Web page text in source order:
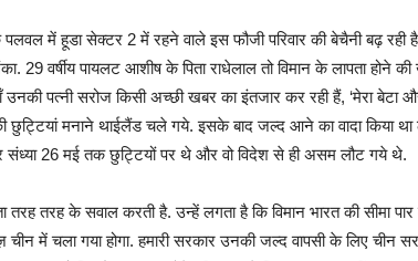
पलवल में हूडा सेक्टर 2 में रहने वाले इस फौजी परिवार की बेचैनी बढ़
29 वर्षीय पायलट आशीष के पिता राधेलाल तो विमान के लापता होने
पत्नी सरोज किसी अच्छी खबर का इंतजार कर रही हैं, ‘मेरा
छुट्टियां मनाने थाईलैंड चले गये. इसके बाद जल्द आने का वादा किया था
26 मई तक छुट्टियों पर थे और वो विदेश से ही असम लौट गये थे.
तरह तरह के सवाल करती है. उन्हें लगता है कि विमान भारत की सीमा
चीन में चला गया होगा. हमारी सरकार उनकी जल्द वापसी के लिए चीन